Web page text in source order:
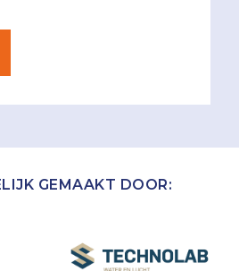
GEMAAKT DOOR: